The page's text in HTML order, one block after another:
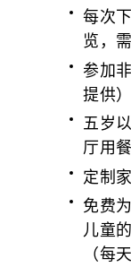
每次
览，
参加
提供）
五岁
厅用
定制
免费
儿童
（每